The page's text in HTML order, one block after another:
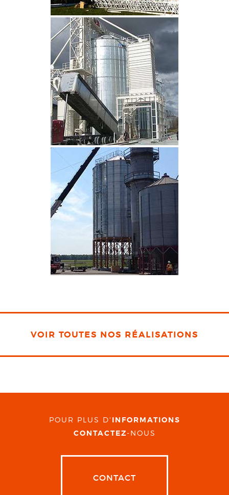
CLIQUEZ POUR AGRANDIR
CLIQUEZ POUR AGRANDIR
VOIR TOUTES NOS RÉALISATIONS
POUR PLUS D' INFORMATIONS
CONTACTEZ-NOUS
CONTACT